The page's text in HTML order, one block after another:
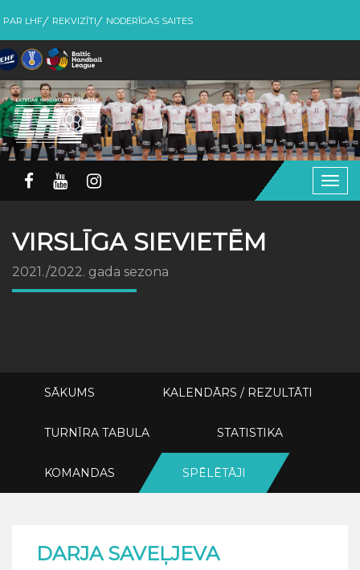
PAR LHF REKVIZĪTI NODERĪGAS SAITES
VIRSLĪGA SIEVIETĒM
2021./2022. gada sezona
SĀKUMS KALENDĀRS / REZULTĀTI
TURNĪRA TABULA STATISTIKA
KOMANDAS SPĒLĒTĀJI
DARJA SAVEĻJEVA